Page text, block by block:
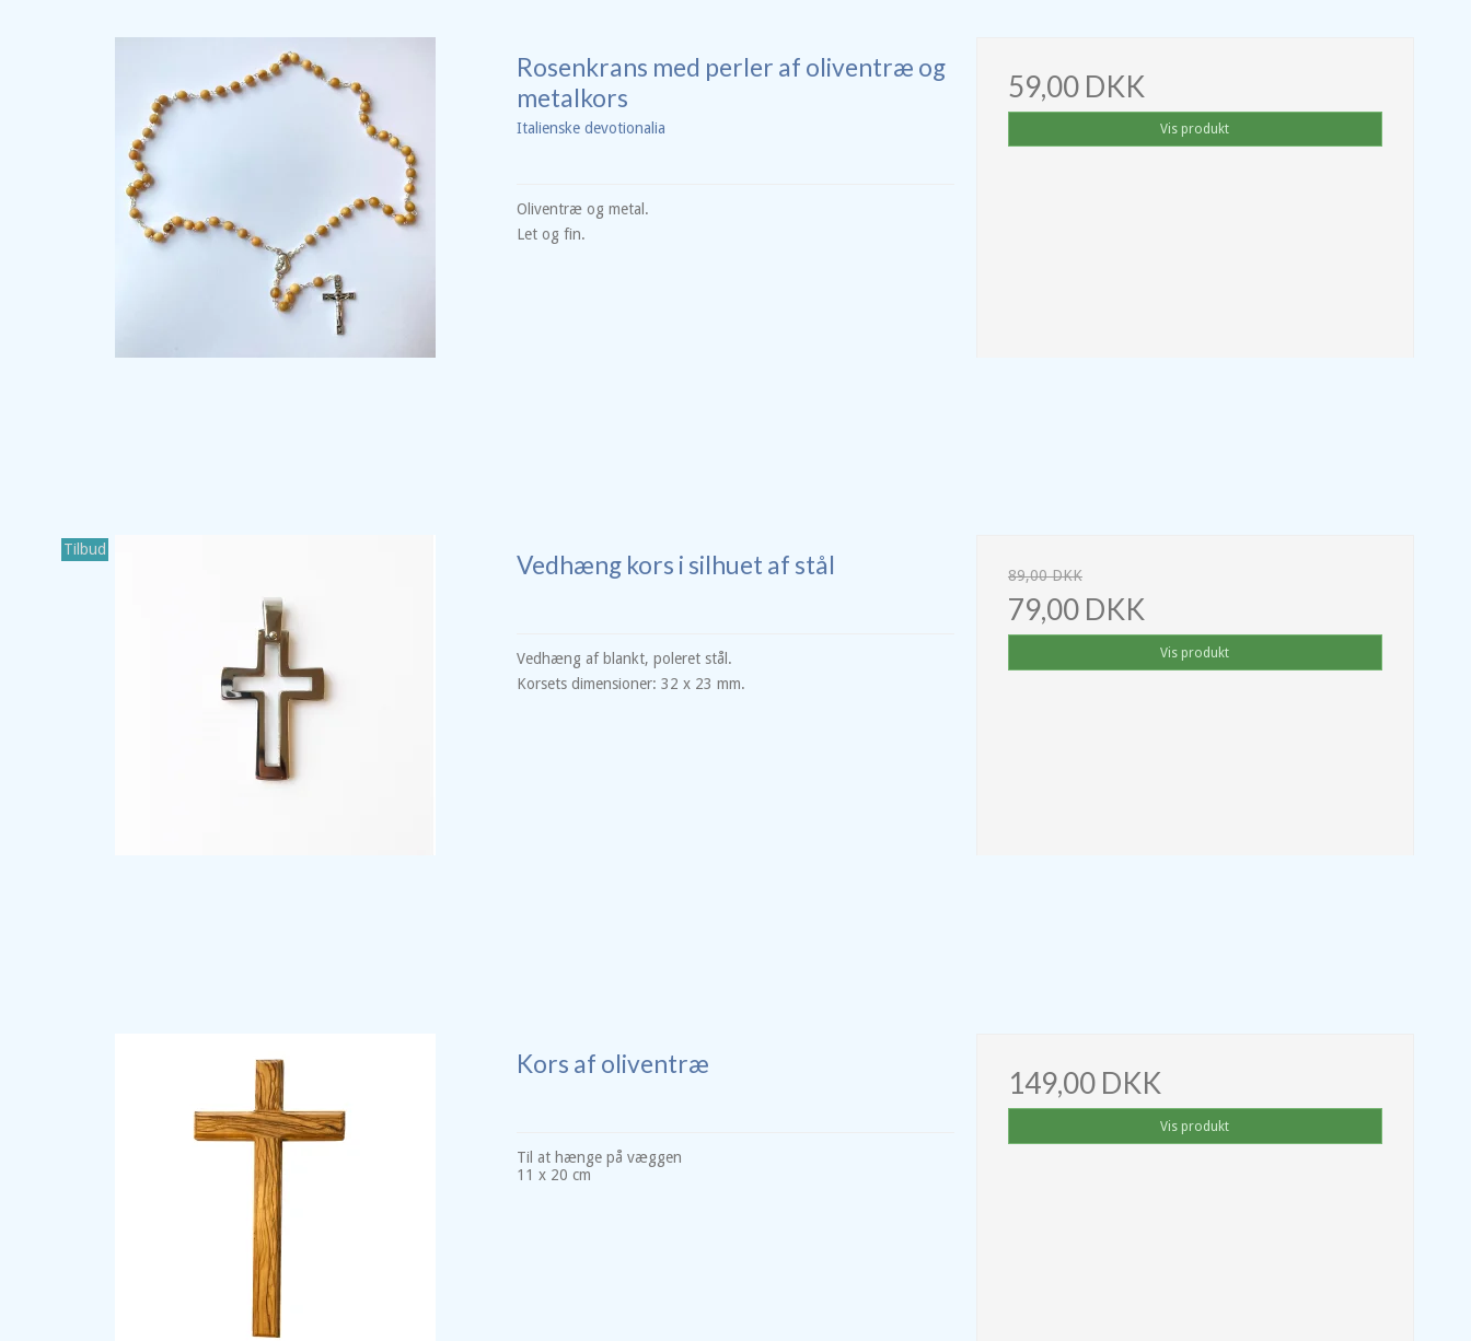
Rosenkrans med perler af oliventræ og
metalkors
Italienske devotionalia
Oliventræ og metal.
Let og fin.
59,00 DKK
Vis produkt
Tilbud
Vedhæng kors i silhuet af stål
Vedhæng af blankt, poleret stål.
Korsets dimensioner: 32 x 23 mm.
89,00 DKK
79,00 DKK
Vis produkt
Kors af oliventræ
Til at hænge på væggen
11 x 20 cm
149,00 DKK
Vis produkt